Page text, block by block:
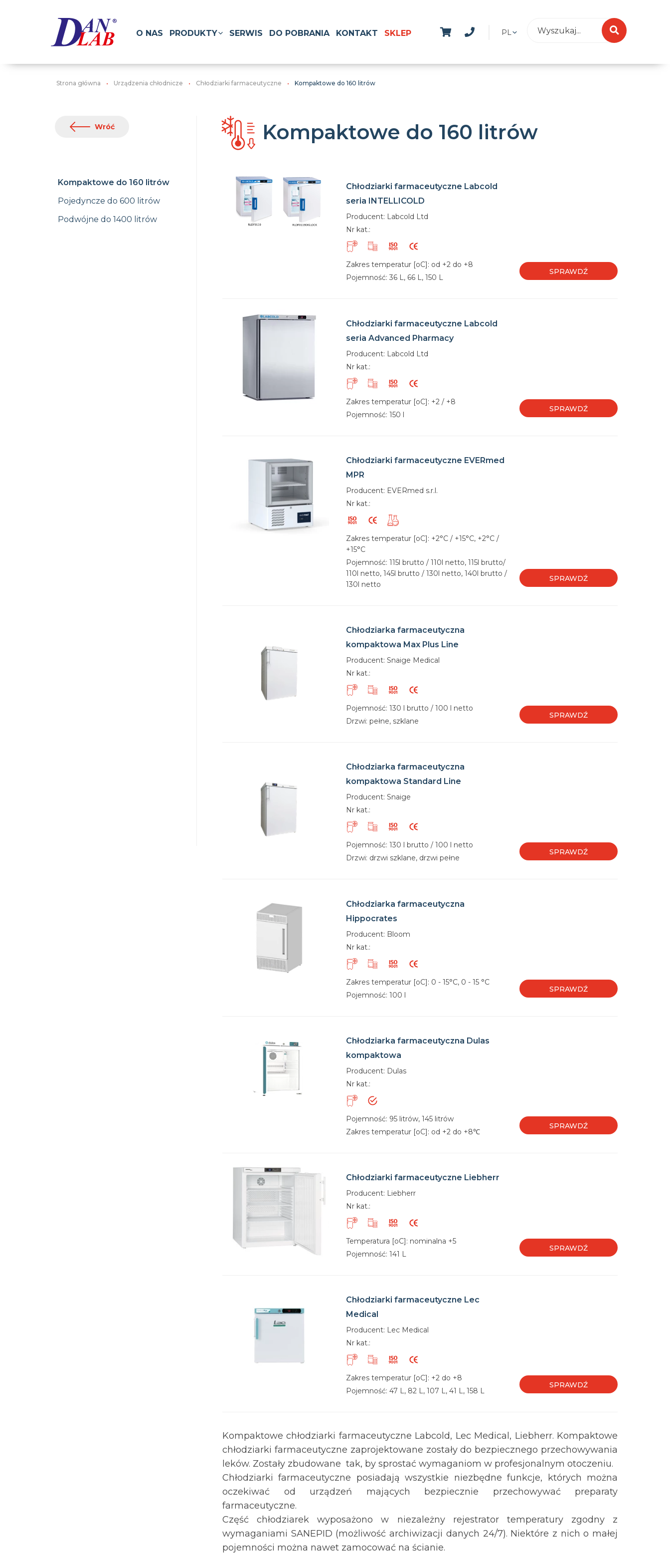
PL
O NAS PRODUKTY SERWIS DO POBRANIA KONTAKT SKLEP
Strona główna Urządzenia chłodnicze Chłodziarki farmaceutyczne Kompaktowe do 160 litrów
Wróć
Kompaktowe do 160 litrów
Pojedyncze do 600 litrów
Podwójne do 1400 litrów
Kompaktowe do 160 litrów
Chłodziarki farmaceutyczne Labcold
seria INTELLICOLD
Producent: Labcold Ltd
Nr kat.:
Zakres temperatur [oC]: od +2 do +8
Pojemność: 36 L, 66 L, 150 L
SPRAWDŹ
Chłodziarki farmaceutyczne Labcold
seria Advanced Pharmacy
Producent: Labcold Ltd
Nr kat.:
Zakres temperatur [oC]: +2 / +8
Pojemność: 150 l
SPRAWDŹ
Chłodziarki farmaceutyczne EVERmed
MPR
Producent: EVERmed s.r.l.
Nr kat.:
Zakres temperatur [oC]: +2°C / +15°C, +2°C /
+15°C
Pojemność: 115l brutto / 110l netto, 115l brutto/
110l netto, 145l brutto / 130l netto, 140l brutto /
130l netto
SPRAWDŹ
Chłodziarka farmaceutyczna
kompaktowa Max Plus Line
Producent: Snaige Medical
Nr kat.:
Pojemność: 130 l brutto / 100 l netto
Drzwi: pełne, szklane
SPRAWDŹ
Chłodziarka farmaceutyczna
kompaktowa Standard Line
Producent: Snaige
Nr kat.:
Pojemność: 130 l brutto / 100 l netto
Drzwi: drzwi szklane, drzwi pełne
SPRAWDŹ
Chłodziarka farmaceutyczna
Hippocrates
Producent: Bloom
Nr kat.:
Zakres temperatur [oC]: 0 - 15°C, 0 - 15 °C
Pojemność: 100 l
SPRAWDŹ
Chłodziarka farmaceutyczna Dulas
kompaktowa
Producent: Dulas
Nr kat.:
Pojemność: 95 litrów, 145 litrów
Zakres temperatur [oC]: od +2 do +8℃
SPRAWDŹ
Chłodziarki farmaceutyczne Liebherr
Producent: Liebherr
Nr kat.:
Temperatura [oC]: nominalna +5
Pojemność: 141 L
SPRAWDŹ
Chłodziarki farmaceutyczne Lec
Medical
Producent: Lec Medical
Nr kat.:
Zakres temperatur [oC]: +2 do +8
Pojemność: 47 L, 82 L, 107 L, 41 L, 158 L
SPRAWDŹ
Kompaktowe chłodziarki farmaceutyczne Labcold, Lec Medical, Liebherr. Kompaktowe
chłodziarki farmaceutyczne zaprojektowane zostały do bezpiecznego przechowywania
leków. Zostały zbudowane tak, by sprostać wymaganiom w profesjonalnym otoczeniu.
Chłodziarki farmaceutyczne posiadają wszystkie niezbędne funkcje, których można
oczekiwać od urządzeń mających bezpiecznie przechowywać preparaty
farmaceutyczne.
Część chłodziarek wyposażono w niezależny rejestrator temperatury zgodny z
wymaganiami SANEPID (możliwość archiwizacji danych 24/7). Niektóre z nich o małej
pojemności można nawet zamocować na ścianie.